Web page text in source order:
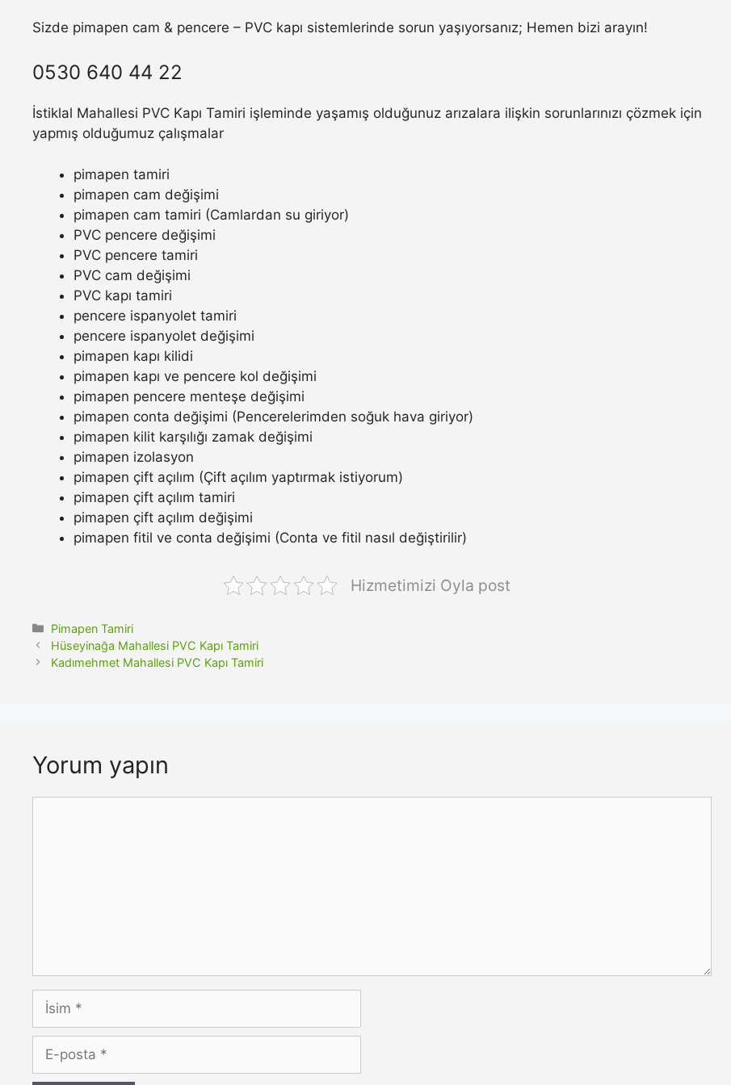
Sizde pimapen cam & pencere – PVC kapı sistemlerinde sorun yaşıyorsanız; Hemen bizi arayın!
0530 640 44 22
İstiklal Mahallesi PVC Kapı Tamiri işleminde yaşamış olduğunuz arızalara ilişkin sorunlarınızı çözmek için
yapmış olduğumuz çalışmalar
pimapen tamiri
pimapen cam değişimi
pimapen cam tamiri (Camlardan su giriyor)
PVC pencere değişimi
PVC pencere tamiri
PVC cam değişimi
PVC kapı tamiri
pencere ispanyolet tamiri
pencere ispanyolet değişimi
pimapen kapı kilidi
pimapen kapı ve pencere kol değişimi
pimapen pencere menteşe değişimi
pimapen conta değişimi (Pencerelerimden soğuk hava giriyor)
pimapen kilit karşılığı zamak değişimi
pimapen izolasyon
pimapen çift açılım (Çift açılım yaptırmak istiyorum)
pimapen çift açılım tamiri
pimapen çift açılım değişimi
pimapen fitil ve conta değişimi (Conta ve fitil nasıl değiştirilir)
Hizmetimizi Oyla post
Kategoriler
Pimapen Tamiri
Hüseyinağa Mahallesi PVC Kapı Tamiri
Kadımehmet Mahallesi PVC Kapı Tamiri
Yorum yapın
İsim
posta